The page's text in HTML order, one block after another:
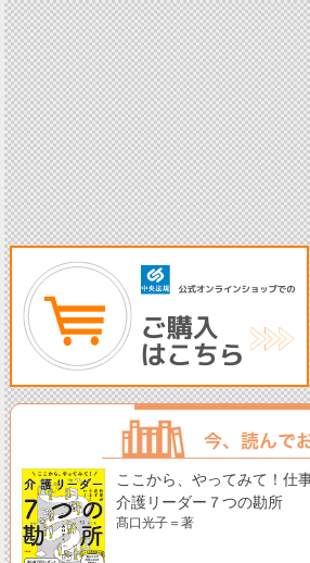
ここから、やってみて！仕
介護リーダー７つの勘所
髙口光子＝著